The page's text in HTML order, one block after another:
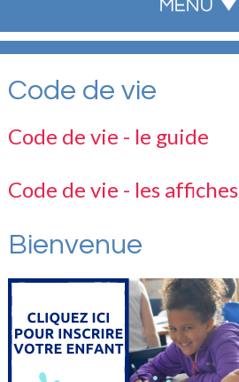
Code de vie
Code de vie - le guide
Code de vie - les affiches
Bienvenue